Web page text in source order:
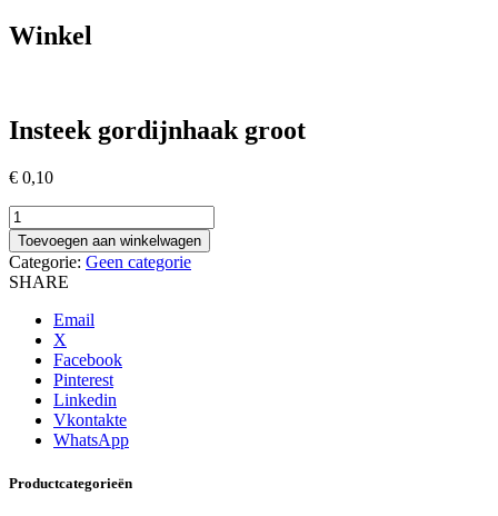
Winkel
Insteek gordijnhaak groot
€ 0,10
Insteek
gordijnhaak
groot
aantal
Toevoegen aan winkelwagen
Categorie: Geen categorie
SHARE
Email
X
Facebook
Pinterest
Linkedin
Vkontakte
WhatsApp
Productcategorieën